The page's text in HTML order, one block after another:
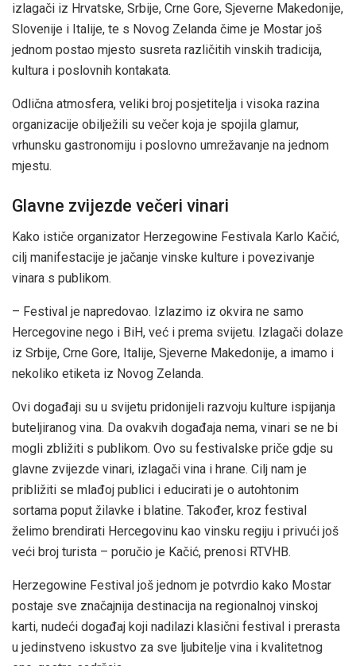
izlagači iz Hrvatske, Srbije, Crne Gore, Sjeverne Makedonije,
Slovenije i Italije, te s Novog Zelanda čime je Mostar još
jednom postao mjesto susreta različitih vinskih tradicija,
kultura i poslovnih kontakata.
Odlična atmosfera, veliki broj posjetitelja i visoka razina
organizacije obilježili su večer koja je spojila glamur,
vrhunsku gastronomiju i poslovno umrežavanje na jednom
mjestu.
Glavne zvijezde večeri vinari
Kako ističe organizator Herzegowine Festivala Karlo Kačić,
cilj manifestacije je jačanje vinske kulture i povezivanje
vinara s publikom.
– Festival je napredovao. Izlazimo iz okvira ne samo
Hercegovine nego i BiH, već i prema svijetu. Izlagači dolaze
iz Srbije, Crne Gore, Italije, Sjeverne Makedonije, a imamo i
nekoliko etiketa iz Novog Zelanda.
Ovi događaji su u svijetu pridonijeli razvoju kulture ispijanja
buteljiranog vina. Da ovakvih događaja nema, vinari se ne bi
mogli zbližiti s publikom. Ovo su festivalske priče gdje su
glavne zvijezde vinari, izlagači vina i hrane. Cilj nam je
približiti se mlađoj publici i educirati je o autohtonim
sortama poput žilavke i blatine. Također, kroz festival
želimo brendirati Hercegovinu kao vinsku regiju i privući još
veći broj turista – poručio je Kačić, prenosi RTVHB.
Herzegowine Festival još jednom je potvrdio kako Mostar
postaje sve značajnija destinacija na regionalnoj vinskoj
karti, nudeći događaj koji nadilazi klasični festival i prerasta
u jedinstveno iskustvo za sve ljubitelje vina i kvalitetnog